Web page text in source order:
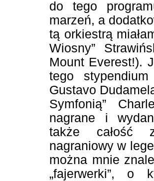
do tego
marzeń, a
tą orkiestrą
Wiosny”
Mount Everest!).
tego
Gustavo
Symfonią”
nagrane i
także całość
nagraniowy w
można mnie
„fajerwerki”,